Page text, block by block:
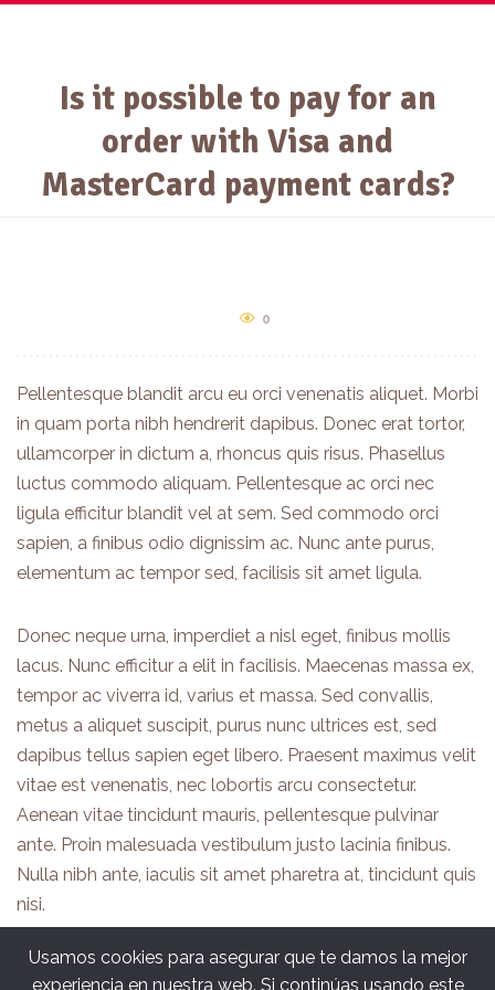
Nuestros Productos
Contáctanos
Línea Ética
Is it possible to pay for an
order with Visa and
MasterCard payment cards?
0
Pellentesque blandit arcu eu orci venenatis aliquet. Morbi
in quam porta nibh hendrerit dapibus. Donec erat tortor,
ullamcorper in dictum a, rhoncus quis risus. Phasellus
luctus commodo aliquam. Pellentesque ac orci nec
ligula efficitur blandit vel at sem. Sed commodo orci
sapien, a finibus odio dignissim ac. Nunc ante purus,
elementum ac tempor sed, facilisis sit amet ligula.
Donec neque urna, imperdiet a nisl eget, finibus mollis
lacus. Nunc efficitur a elit in facilisis. Maecenas massa ex,
tempor ac viverra id, varius et massa. Sed convallis,
metus a aliquet suscipit, purus nunc ultrices est, sed
dapibus tellus sapien eget libero. Praesent maximus velit
vitae est venenatis, nec lobortis arcu consectetur.
Aenean vitae tincidunt mauris, pellentesque pulvinar
ante. Proin malesuada vestibulum justo lacinia finibus.
Nulla nibh ante, iaculis sit amet pharetra at, tincidunt quis
nisi.
Usamos cookies para asegurar que te damos la mejor
experiencia en nuestra web. Si continúas usando este